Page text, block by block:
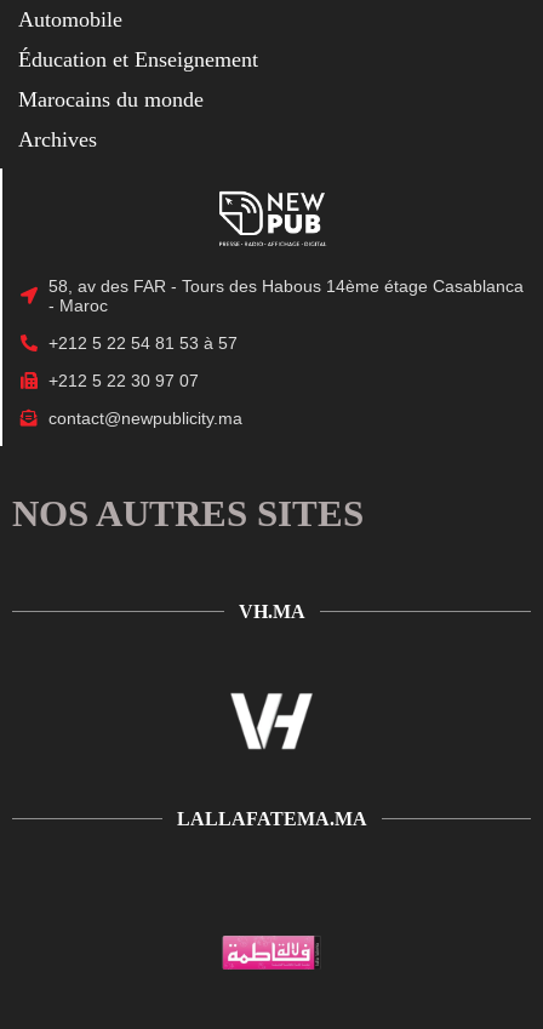
Automobile
Éducation et Enseignement
Marocains du monde
Archives
58, av des FAR - Tours des Habous 14ème étage Casablanca
- Maroc
+212 5 22 54 81 53 à 57
+212 5 22 30 97 07
contact@newpublicity.ma
NOS AUTRES SITES
VH.MA
LALLAFATEMA.MA